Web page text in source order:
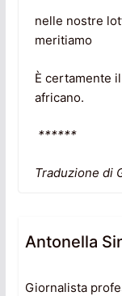
nelle nostre
meritiamo
È certamente
africano.
******
Traduzione di
Antonella
Giornalista